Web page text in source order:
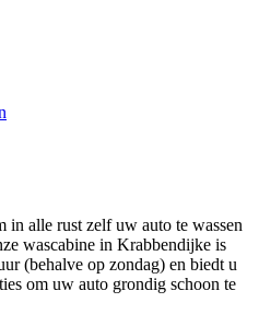
alle rust zelf uw auto te wassen
wascabine in Krabbendijke is
(behalve op zondag) en biedt u
om uw auto grondig schoon te